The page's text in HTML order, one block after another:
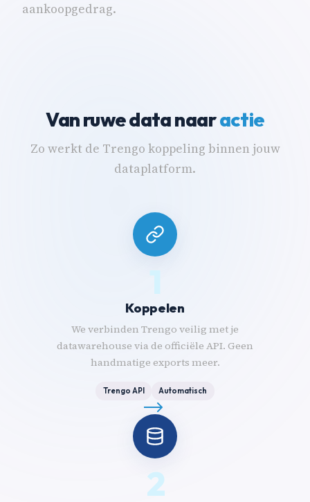
aankoopgedrag.
Van ruwe data naaractie
Zo werkt de Trengo koppeling binnen jouw
dataplatform.
1
Koppelen
We verbinden Trengo veilig met je
datawarehouse via de officiële API. Geen
handmatige exports meer.
Trengo API Automatisch
2